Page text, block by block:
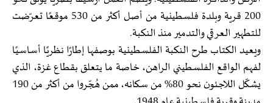
200 قرية وبلدة فلسطينية من أصل أكثر من 530 موقعًا تعرّضت
للتطهير العرقي والتدمير منذ النكبة.
ويعيد الكتاب طرح النكبة الفلسطينية بوصفها إطارًا نظريًا أساسيًا
لفهم الواقع الفلسطيني الراهن، خاصة ما يتعلق بقطاع غزة، الذي
يشكّل اللاجئون نحو 80% من سكانه، ممن هُجّروا من أكثر من 190